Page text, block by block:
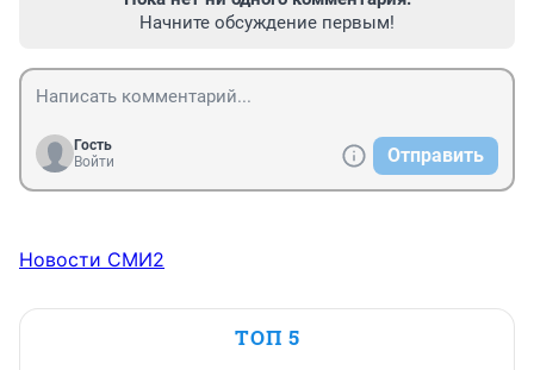
Начните обсуждение первым!
Гость
Войти
Отправить
Новости СМИ2
ТОП 5